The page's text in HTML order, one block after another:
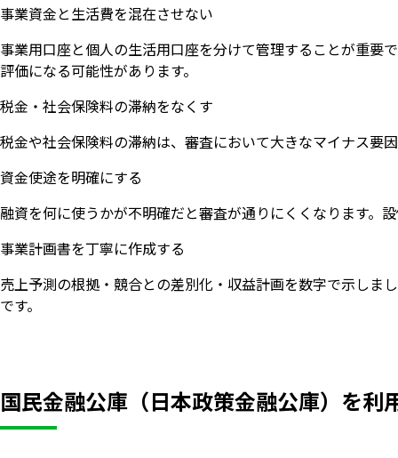
事業資金と生活費を混在させない
事業用口座と個人の生活用口座を分けて管理することが重要
評価になる可能性があります。
税金・社会保険料の滞納をなくす
税金や社会保険料の滞納は、審査において大きなマイナス要
資金使途を明確にする
融資を何に使うかが不明確だと審査が通りにくくなります。
事業計画書を丁寧に作成する
売上予測の根拠・競合との差別化・収益計画を数字で示しま
です。
国民金融公庫（日本政策金融公庫）を利